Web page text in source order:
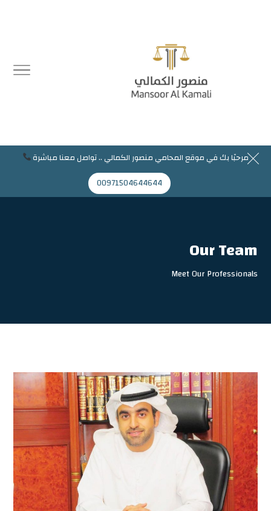
مرحبًا بك في موقع المحامي منصور الكمالي .. تواصل معنا مباشرة
00971504644644
مرحبا بك في موقع المحامي منصور الكمالي
00971504644644
Mansoor@jaflaws.com
Our Team
Meet Our Professionals